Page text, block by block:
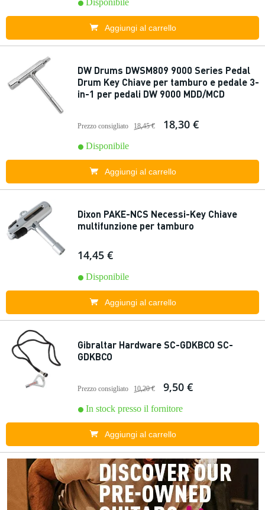
Disponibile
Aggiungi al carrello
DW Drums DWSM809 9000 Series Pedal
Drum Key Chiave per tamburo e pedale 3-
in-1 per pedali DW 9000 MDD/MCD
Prezzo consigliato 18,45 € 18,30 €
Disponibile
Aggiungi al carrello
Dixon PAKE-NCS Necessi-Key Chiave
multifunzione per tamburo
14,45 €
Disponibile
Aggiungi al carrello
Gibraltar Hardware SC-GDKBCO SC-
GDKBCO
Prezzo consigliato 10,20 € 9,50 €
In stock presso il fornitore
Aggiungi al carrello